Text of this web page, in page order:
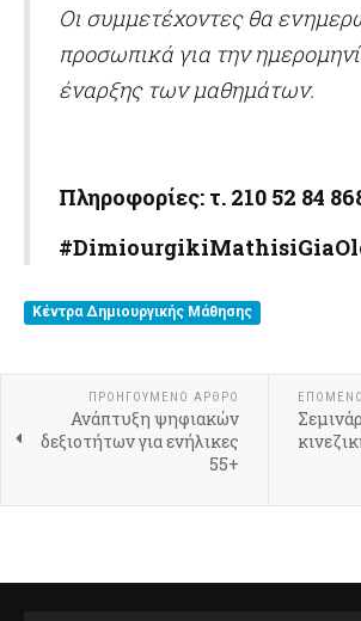
Οι συμμετέχοντες θα
προσωπικά για την
έναρξης των μαθημάτων.
Πληροφορίες: τ. 210 52 84
#
Κέντρα Δημιουργικής Μάθησης
ΠΡΟΗΓΟΎΜΕΝΟ ΆΡΘΡΟ
Ανάπτυξη ψηφιακών
δεξιοτήτων για ενήλικες
55+